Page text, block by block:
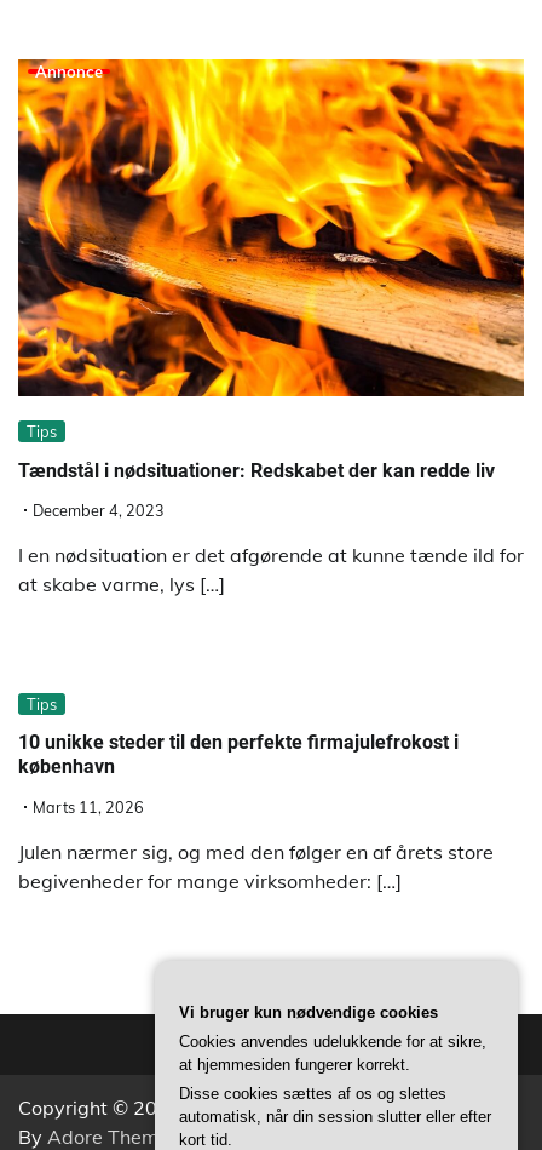
Annonce
Tips
Tændstål i nødsituationer: Redskabet der kan redde liv
December 4, 2023
I en nødsituation er det afgørende at kunne tænde ild for
at skabe varme, lys […]
Tips
10 unikke steder til den perfekte firmajulefrokost i
københavn
Marts 11, 2026
Julen nærmer sig, og med den følger en af årets store
begivenheder for mange virksomheder: […]
Copyright © 2026Aktivitets NytTheme: Popular News
By Adore Themes .
Vi bruger kun nødvendige cookies
Cookies anvendes udelukkende for at sikre,
at hjemmesiden fungerer korrekt.
Disse cookies sættes af os og slettes
automatisk, når din session slutter eller efter
kort tid.